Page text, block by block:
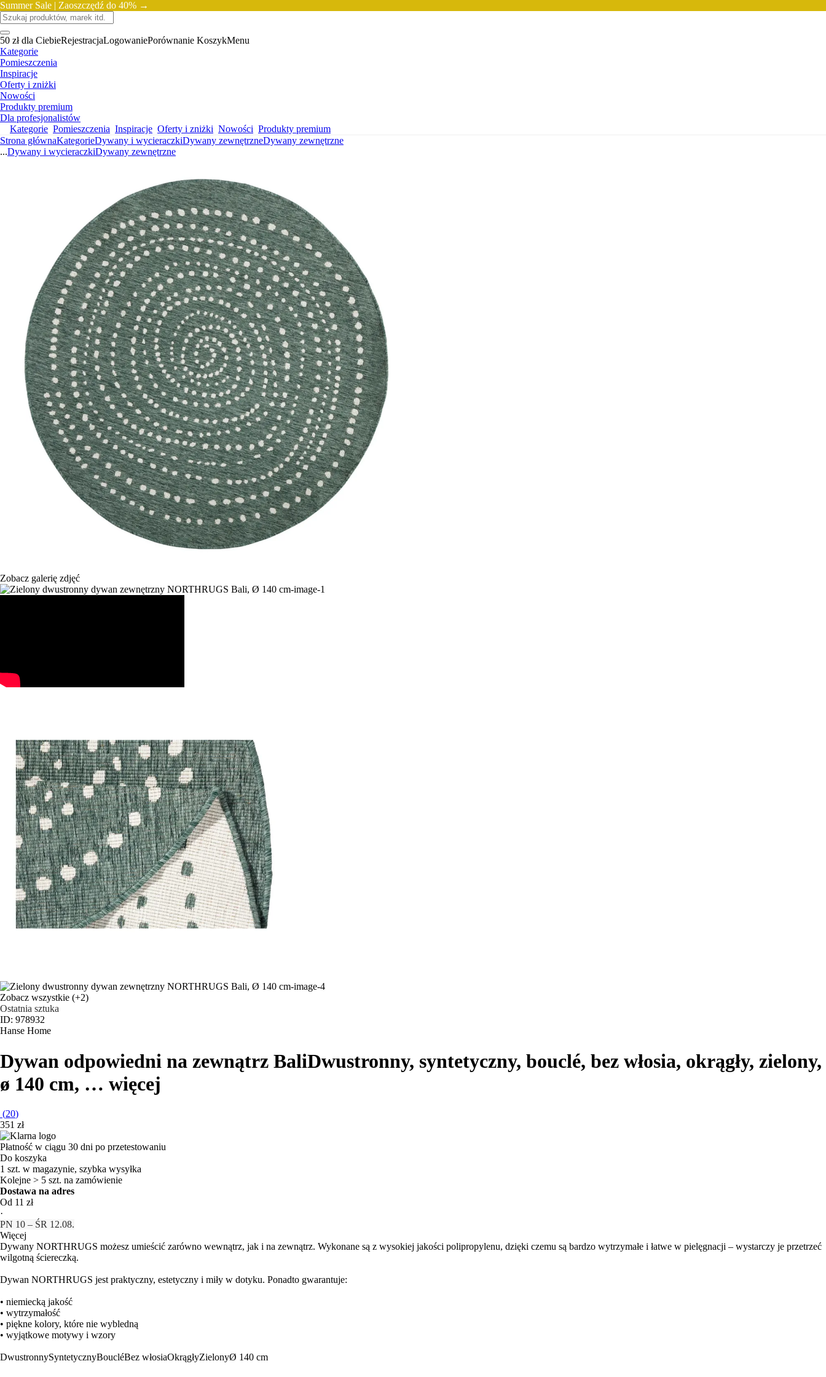
Summer Sale | Zaoszczędź do 40% →
50 zł dla CiebieRejestracjaLogowaniePorównanie KoszykMenu
Kategorie
Pomieszczenia
Inspiracje
Oferty i zniżki
Nowości
Produkty premium
Dla profesjonalistów
Kategorie Pomieszczenia Inspiracje Oferty i zniżki Nowości Produkty premium
Strona głównaKategorieDywany i wycieraczkiDywany zewnętrzneDywany zewnętrzne
...Dywany i wycieraczkiDywany zewnętrzne
Zobacz galerię zdjęć
Zobacz wszystkie (+2)
Ostatnia sztuka
ID: 978932
Hanse Home
Dywan odpowiedni na zewnątrz BaliDwustronny, syntetyczny, bouclé, bez włosia, okrągły, zielony,
ø 140 cm, … więcej
(20)
351 zł
Płatność w ciągu 30 dni po przetestowaniu
Do koszyka
1 szt. w magazynie, szybka wysyłka
Kolejne > 5 szt. na zamówienie
Dostawa na adres
Od 11 zł
·
PN 10 – ŚR 12.08.
Więcej
Dywany NORTHRUGS możesz umieścić zarówno wewnątrz, jak i na zewnątrz. Wykonane są z wysokiej jakości polipropylenu, dzięki czemu są bardzo wytrzymałe i łatwe w pielęgnacji – wystarczy je przetrzeć
wilgotną ściereczką.
Dywan NORTHRUGS jest praktyczny, estetyczny i miły w dotyku. Ponadto gwarantuje:
• niemiecką jakość
• wytrzymałość
• piękne kolory, które nie wybledną
• wyjątkowe motywy i wzory
DwustronnySyntetycznyBoucléBez włosiaOkrągłyZielonyØ 140 cm